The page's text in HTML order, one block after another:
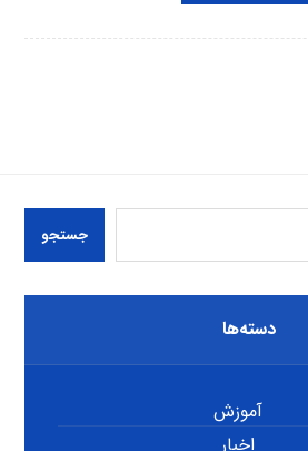
جستجو
دسته‌ها
آموزش
اخبار